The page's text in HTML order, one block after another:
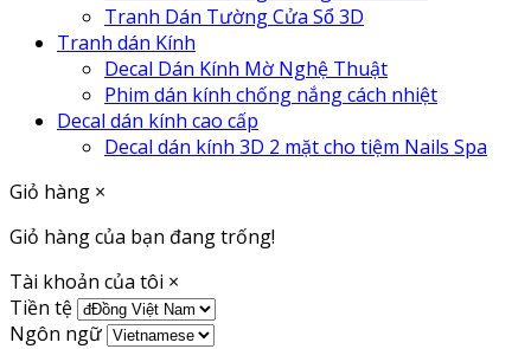
Tranh Dán Tường Cửa Sổ 3D
Tranh dán Kính
Decal Dán Kính Mờ Nghệ Thuật
Phim dán kính chống nắng cách nhiệt
Decal dán kính cao cấp
Decal dán kính 3D 2 mặt cho tiệm Nails Spa
Giỏ hàng ×
Giỏ hàng của bạn đang trống!
Tài khoản của tôi ×
Tiền tệ
Ngôn ngữ